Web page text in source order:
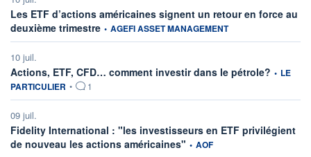
Les ETF d’actions américaines signent un retour en force au
deuxième trimestre information fournie par
• AGEFI ASSET MANAGEMENT
10 juil.
Actions, ETF, CFD… comment investir dans le pétrole? • LE
PARTICULIER • 1
09 juil.
Fidelity International : "les investisseurs en ETF privilégient
de nouveau les actions américaines" information fournie par
• AOF